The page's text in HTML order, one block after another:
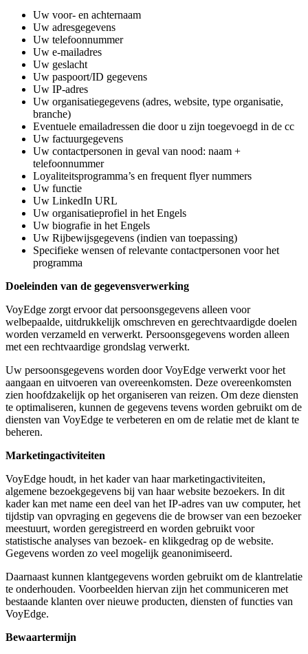
Uw voor- en achternaam
Uw adresgegevens
Uw telefoonnummer
Uw e-mailadres
Uw geslacht
Uw paspoort/ID gegevens
Uw IP-adres
Uw organisatiegegevens (adres, website, type organisatie,
branche)
Eventuele emailadressen die door u zijn toegevoegd in de cc
Uw factuurgegevens
Uw contactpersonen in geval van nood: naam +
telefoonnummer
Loyaliteitsprogramma’s en frequent flyer nummers
Uw functie
Uw LinkedIn URL
Uw organisatieprofiel in het Engels
Uw biografie in het Engels
Uw Rijbewijsgegevens (indien van toepassing)
Specifieke wensen of relevante contactpersonen voor het
programma
Doeleinden van de gegevensverwerking
VoyEdge zorgt ervoor dat persoonsgegevens alleen voor
welbepaalde, uitdrukkelijk omschreven en gerechtvaardigde doelen
worden verzameld en verwerkt. Persoonsgegevens worden alleen
met een rechtvaardige grondslag verwerkt.
Uw persoonsgegevens worden door VoyEdge verwerkt voor het
aangaan en uitvoeren van overeenkomsten. Deze overeenkomsten
zien hoofdzakelijk op het organiseren van reizen. Om deze diensten
te optimaliseren, kunnen de gegevens tevens worden gebruikt om de
diensten van VoyEdge te verbeteren en om de relatie met de klant te
beheren.
Marketingactiviteiten
VoyEdge houdt, in het kader van haar marketingactiviteiten,
algemene bezoekgegevens bij van haar website bezoekers. In dit
kader kan met name een deel van het IP-adres van uw computer, het
tijdstip van opvraging en gegevens die de browser van een bezoeker
meestuurt, worden geregistreerd en worden gebruikt voor
statistische analyses van bezoek- en klikgedrag op de website.
Gegevens worden zo veel mogelijk geanonimiseerd.
Daarnaast kunnen klantgegevens worden gebruikt om de klantrelatie
te onderhouden. Voorbeelden hiervan zijn het communiceren met
bestaande klanten over nieuwe producten, diensten of functies van
VoyEdge.
Bewaartermijn